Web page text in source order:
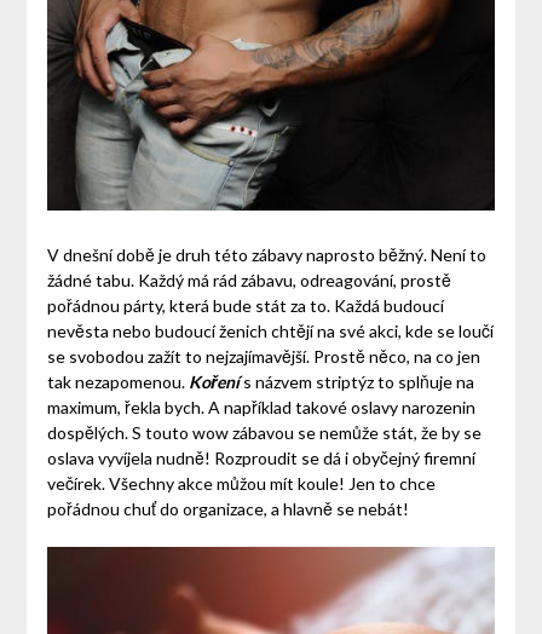
V dnešní době je druh této zábavy naprosto běžný. Není to
žádné tabu. Každý má rád zábavu, odreagování, prostě
pořádnou párty, která bude stát za to. Každá budoucí
nevěsta nebo budoucí ženich chtějí na své akci, kde se loučí
se svobodou zažít to nejzajímavější. Prostě něco, na co jen
tak nezapomenou. Kořenís názvem striptýz to splňuje na
maximum, řekla bych. A například takové oslavy narozenin
dospělých. S touto wow zábavou se nemůže stát, že by se
oslava vyvíjela nudně! Rozproudit se dá i obyčejný firemní
večírek. Všechny akce můžou mít koule! Jen to chce
pořádnou chuť do organizace, a hlavně se nebát!